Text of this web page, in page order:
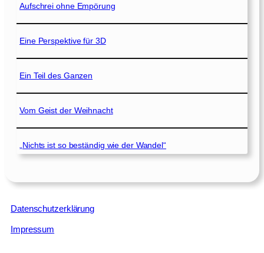
Aufschrei ohne Empörung
Eine Perspektive für 3D
Ein Teil des Ganzen
Vom Geist der Weihnacht
„Nichts ist so beständig wie der Wandel“
Datenschutzerklärung
Impressum